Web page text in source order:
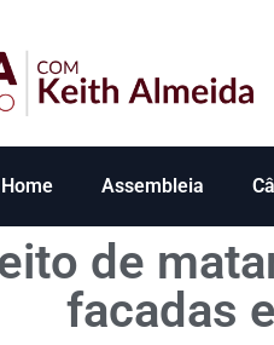
Home Assembleia
de
facadas